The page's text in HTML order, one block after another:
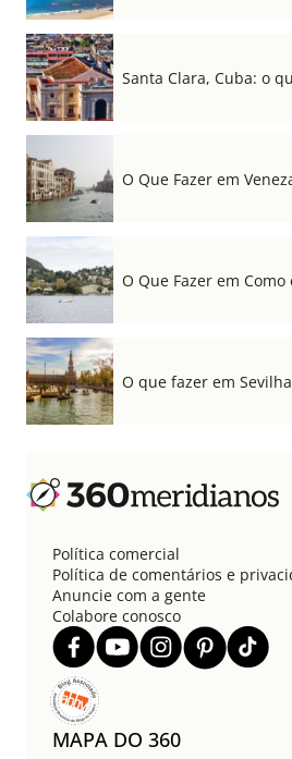
Santa Clara, Cuba: o
O Que Fazer em
O Que Fazer em
O que fazer em
Política comercial
Política de comentários e
Anuncie com a gente
Colabore conosco
MAPA DO 360